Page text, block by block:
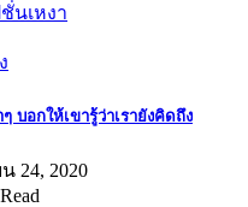
บอกให้เขารู้ว่าเรายังคิดถึง
24, 2020